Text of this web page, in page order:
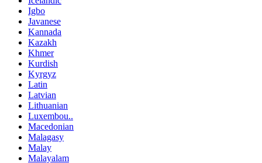
Igbo
Javanese
Kannada
Kazakh
Khmer
Kurdish
Kyrgyz
Latin
Latvian
Lithuanian
Luxembou..
Macedonian
Malagasy
Malay
Malayalam